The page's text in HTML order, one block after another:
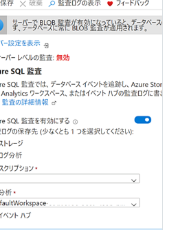
クションなどをサポートする
ティについてはBigTableや
。